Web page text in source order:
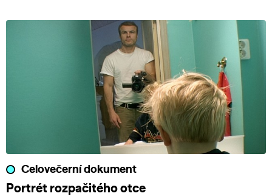
Celovečerní dokument
Portrét rozpačitého otce